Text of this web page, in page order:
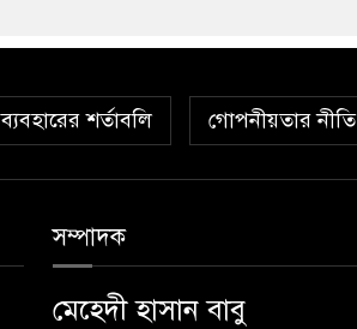
ব্যবহারের শর্তাবলি গোপনীয়তার নীতি
সম্পাদক
মেহেদী হাসান বাবু